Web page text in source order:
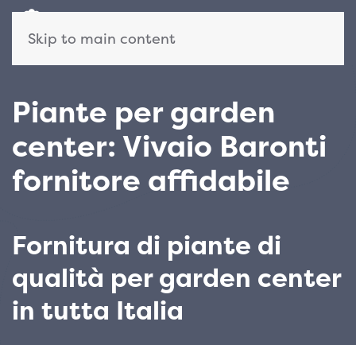
Skip to main content
Piante per garden
center: Vivaio Baronti
fornitore affidabile
Fornitura di piante di
qualità per garden center
in tutta Italia